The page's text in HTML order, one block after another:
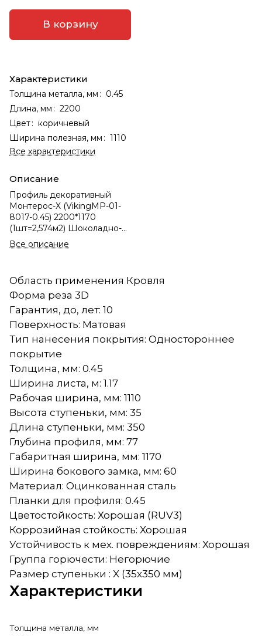
В корзину
Характеристики
Толщина металла, мм : 0.45
Длина, мм : 2200
Цвет: коричневый
Ширина полезная, мм : 1110
Все характеристики
Описание
Профиль декоративный
Монтерос-X (VikingMP-01-
8017-0.45) 2200*1170
(1шт=2,574м2) Шоколадно-
коричневый
Все описание
Область применения Кровля
Форма реза 3D
Гарантия, до, лет: 10
Поверхность: Матовая
Тип нанесения покрытия: Одностороннее
покрытие
Толщина, мм: 0.45
Ширина листа, м: 1.17
Рабочая ширина, мм: 1110
Высота ступеньки, мм: 35
Длина ступеньки, мм: 350
Глубина профиля, мм: 77
Габаритная ширина, мм: 1170
Ширина бокового замка, мм: 60
Материал: Оцинкованная сталь
Планки для профиля: 0.45
Цветостойкость: Хорошая (RUV3)
Коррозийная стойкость: Хорошая
Устойчивость к мех. повреждениям: Хорошая
Группа горючести: Негорючие
Размер ступеньки : X (35x350 мм)
Характеристики
Толщина металла, мм